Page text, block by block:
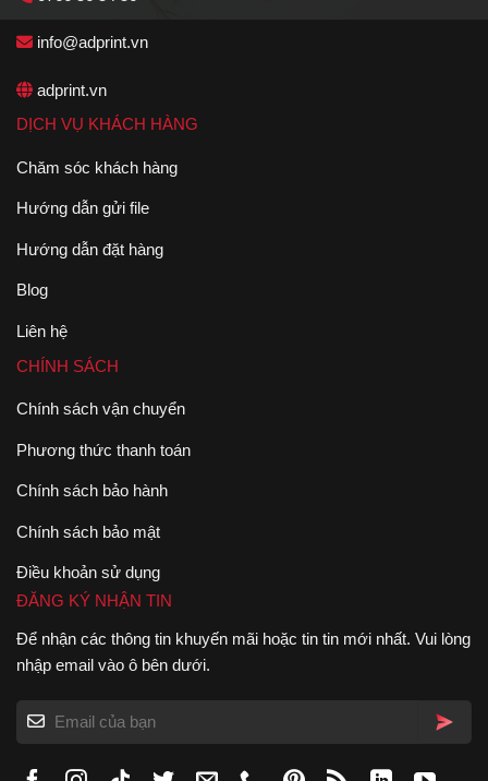
info@adprint.vn
adprint.vn
DỊCH VỤ KHÁCH HÀNG
Chăm sóc khách hàng
Hướng dẫn gửi file
Hướng dẫn đặt hàng
Blog
Liên hệ
CHÍNH SÁCH
Chính sách vận chuyển
Phương thức thanh toán
Chính sách bảo hành
Chính sách bảo mật
Điều khoản sử dụng
ĐĂNG KÝ NHẬN TIN
Để nhận các thông tin khuyến mãi hoặc tin tin mới nhất. Vui lòng
nhập email vào ô bên dưới.